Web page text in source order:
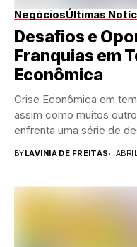
NegóciosÚltimas
Desafios e
Franquias em
Econômica
Crise Econômica em
assim como muitos
enfrenta uma série de
BYLAVINIA DE FREITAS